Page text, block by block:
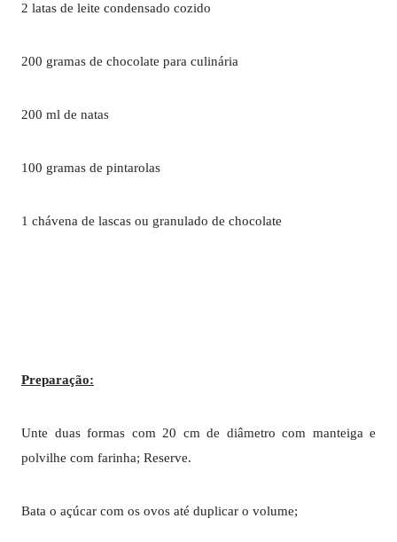
2 latas de leite condensado cozido
200 gramas de chocolate para culinária
200 ml de natas
100 gramas de pintarolas
1 chávena de lascas ou granulado de chocolate
Preparação:
Unte duas formas com 20 cm de diâmetro com manteiga e
polvilhe com farinha; Reserve.
Bata o açúcar com os ovos até duplicar o volume;